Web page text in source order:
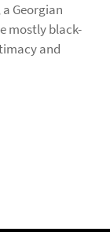
Georgian
mostly black-
and